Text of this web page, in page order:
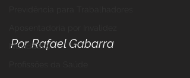
Novidades
Por Rafael Gabarra